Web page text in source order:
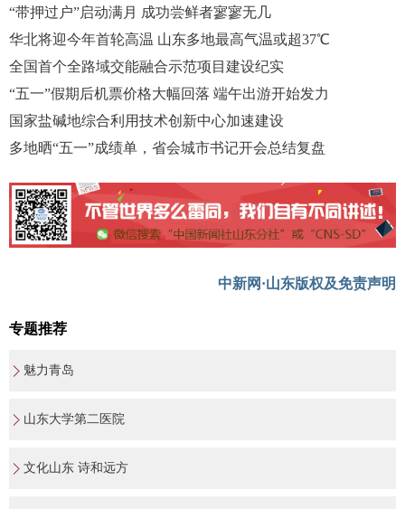
“带押过户”启动满月 成功尝鲜者寥寥无几
华北将迎今年首轮高温 山东多地最高气温或超37℃
全国首个全路域交能融合示范项目建设纪实
“五一”假期后机票价格大幅回落 端午出游开始发力
国家盐碱地综合利用技术创新中心加速建设
多地晒“五一”成绩单，省会城市书记开会总结复盘
中新网·山东版权及免责声明
专题推荐
魅力青岛
山东大学第二医院
文化山东 诗和远方